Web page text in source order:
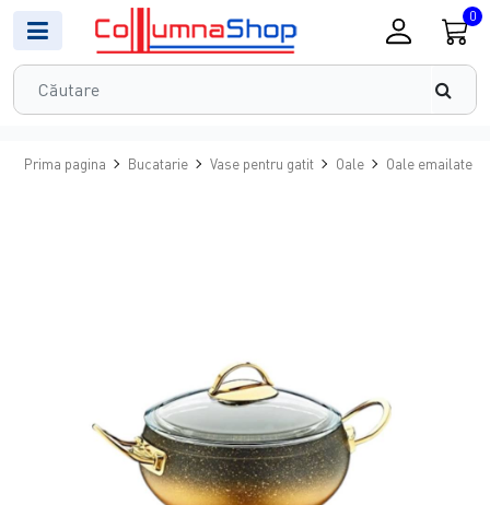
0
Prima pagina Bucatarie Vase pentru gatit Oale Oale emailate